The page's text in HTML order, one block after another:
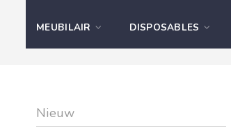
MEUBILAIR DISPOSABLES
Nieuw